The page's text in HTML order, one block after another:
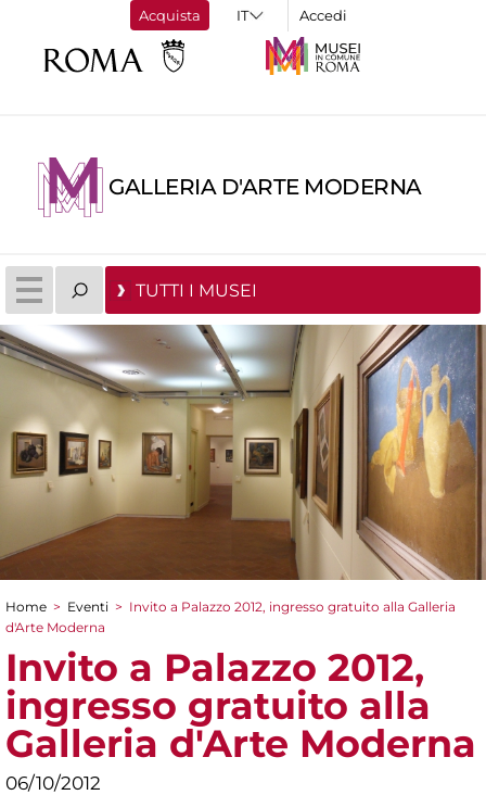
Acquista Accedi
GALLERIA D'ARTE MODERNA
TUTTI I MUSEI
Tu sei qui
Home > Eventi > Invito a Palazzo 2012, ingresso gratuito alla Galleria
d'Arte Moderna
Invito a Palazzo 2012,
ingresso gratuito alla
Galleria d'Arte Moderna
06/10/2012